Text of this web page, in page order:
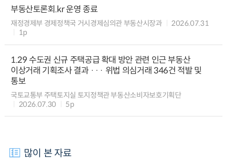
부동산토론회.kr 운영 종료
재정경제부 경제정책국 거시경제심의관 부동산시장과
2026.07.31
1p
1.29 수도권 신규 주택공급 확대 방안 관련 인근 부동산
이상거래 기획조사 결과 ··· 위법 의심거래 346건 적발 및
통보
국토교통부 주택토지실 토지정책관 부동산소비자보호기획단
2026.07.30
5p
많이 본 자료